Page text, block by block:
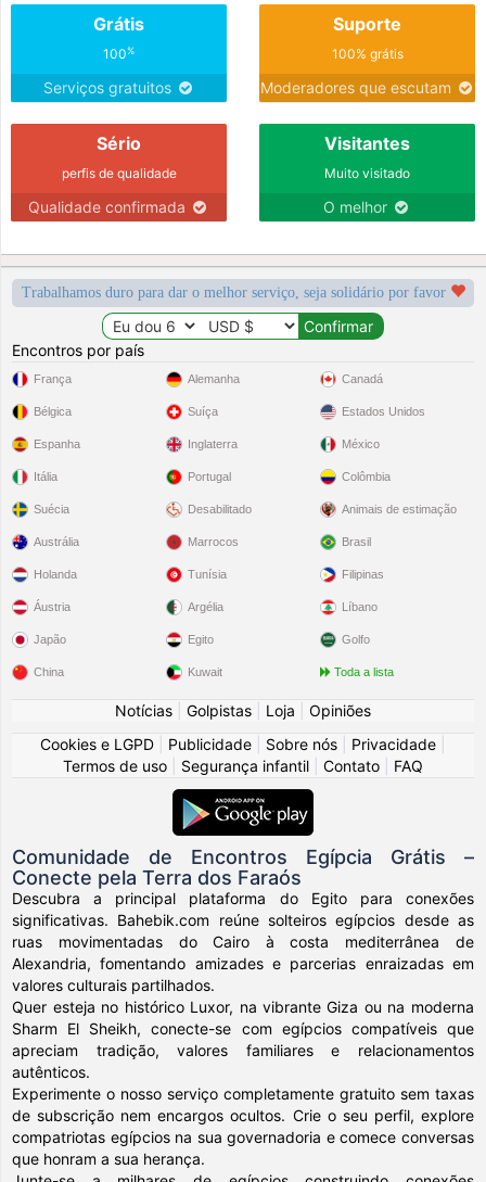
Grátis
100%
Serviços gratuitos
Suporte
100% grátis
Moderadores que escutam
Sério
perfis de qualidade
Qualidade confirmada
Visitantes
Muito visitado
O melhor
Trabalhamos duro para dar o melhor serviço, seja solidário por favor
Encontros por país
França
Bélgica
Espanha
Itália
Suécia
Alemanha
Suíça
Inglaterra
Portugal
Desabilitado
Canadá
Estados Unidos
México
Colômbia
Animais de estimação
Austrália
Holanda
Áustria
Japão
China
Marrocos
Tunísia
Argélia
Egito
Kuwait
Brasil
Filipinas
Líbano
Golfo
Toda a lista
Notícias Golpistas Loja
Opiniões
Cookies e LGPD
Publicidade Sobre nós Privacidade
Termos de uso
Segurança infantil Contato FAQ
Comunidade de Encontros Egípcia Grátis –
Conecte pela Terra dos Faraós
Descubra a principal plataforma do Egito para conexões
significativas. Bahebik.com reúne solteiros egípcios desde as
ruas movimentadas do Cairo à costa mediterrânea de
Alexandria, fomentando amizades e parcerias enraizadas em
valores culturais partilhados.
Quer esteja no histórico Luxor, na vibrante Giza ou na moderna
Sharm El Sheikh, conecte-se com egípcios compatíveis que
apreciam tradição, valores familiares e relacionamentos
autênticos.
Experimente o nosso serviço completamente gratuito sem taxas
de subscrição nem encargos ocultos. Crie o seu perfil, explore
compatriotas egípcios na sua governadoria e comece conversas
que honram a sua herança.